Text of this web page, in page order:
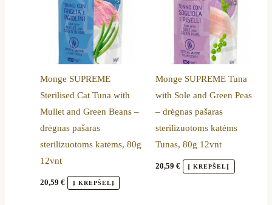
Monge SUPREME
Sterilised Cat Tuna with
Mullet and Green Beans –
drėgnas pašaras
sterilizuotoms katėms, 80g
12vnt
20,59€ Į KREPŠELĮ
Monge SUPREME Tuna
with Sole and Green Peas
– drėgnas pašaras
sterilizuotoms katėms
Tunas, 80g 12vnt
20,59 € Į KREPŠELĮ